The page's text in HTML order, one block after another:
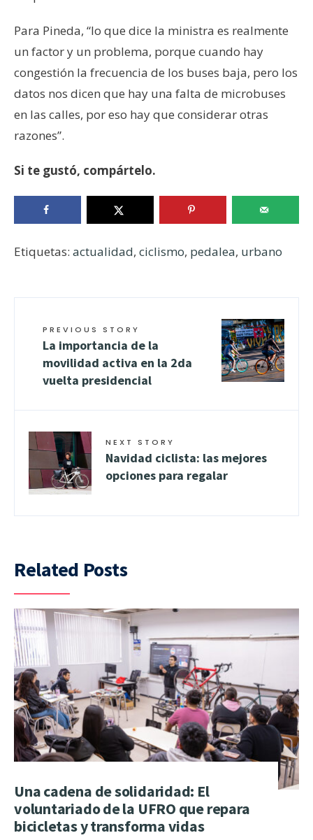
Para Pineda, “lo que dice la ministra es realmente
un factor y un problema, porque cuando hay
congestión la frecuencia de los buses baja, pero los
datos nos dicen que hay una falta de microbuses
en las calles, por eso hay que considerar otras
razones”.
Si te gustó, compártelo.
Etiquetas: actualidad, ciclismo, pedalea, urbano
PREVIOUS STORY
La importancia de la
movilidad activa en la 2da
vuelta presidencial
NEXT STORY
Navidad ciclista: las mejores
opciones para regalar
Related Posts
Una cadena de solidaridad: El
voluntariado de la UFRO que repara
bicicletas y transforma vidas